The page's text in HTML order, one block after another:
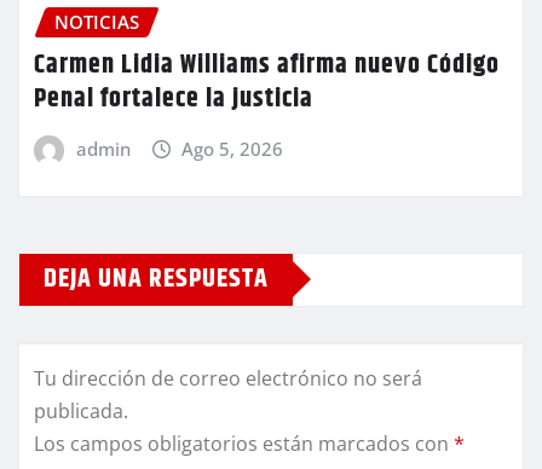
NOTICIAS
Carmen Lidia Williams afirma nuevo Código
Penal fortalece la justicia
admin Ago 5, 2026
DEJA UNA RESPUESTA
Tu dirección de correo electrónico no será
publicada.
Los campos obligatorios están marcados con *